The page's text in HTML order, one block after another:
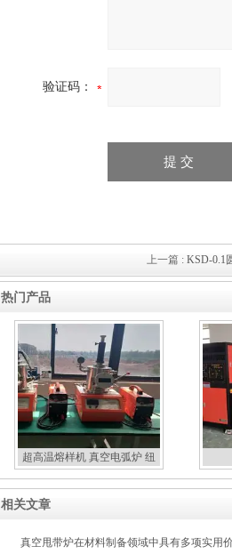
验证码：
上一篇 : KSD-0.1
热门产品
超高温熔样机 真空电弧炉 纽
相关文章
真空甩带炉在材料制备领域中具有多项实用